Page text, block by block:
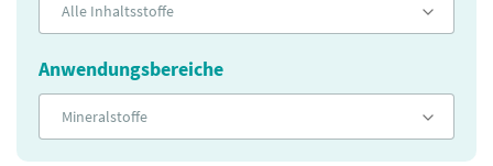
Alle Inhaltsstoffe
Anwendungsbereiche
Mineralstoffe